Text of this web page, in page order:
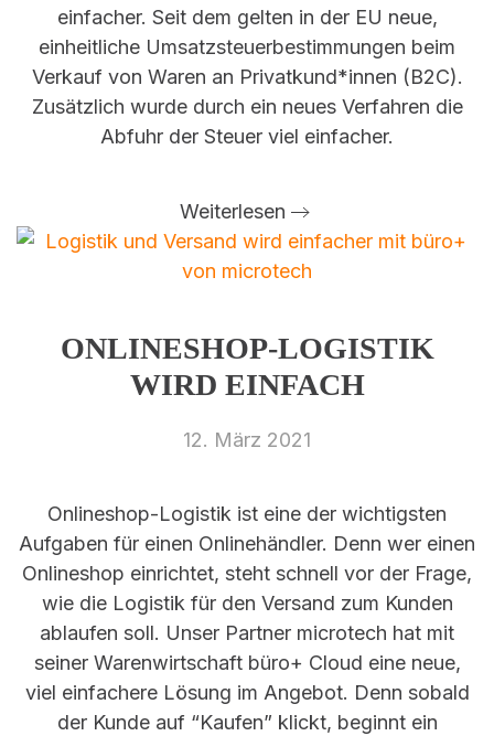
einfacher. Seit dem gelten in der EU neue,
einheitliche Umsatzsteuerbestimmungen beim
Verkauf von Waren an Privatkund*innen (B2C).
Zusätzlich wurde durch ein neues Verfahren die
Abfuhr der Steuer viel einfacher.
Weiterlesen
ONLINESHOP-LOGISTIK
WIRD EINFACH
12. März 2021
Onlineshop-Logistik ist eine der wichtigsten
Aufgaben für einen Onlinehändler. Denn wer einen
Onlineshop einrichtet, steht schnell vor der Frage,
wie die Logistik für den Versand zum Kunden
ablaufen soll. Unser Partner microtech hat mit
seiner Warenwirtschaft büro+ Cloud eine neue,
viel einfachere Lösung im Angebot. Denn sobald
der Kunde auf “Kaufen” klickt, beginnt ein